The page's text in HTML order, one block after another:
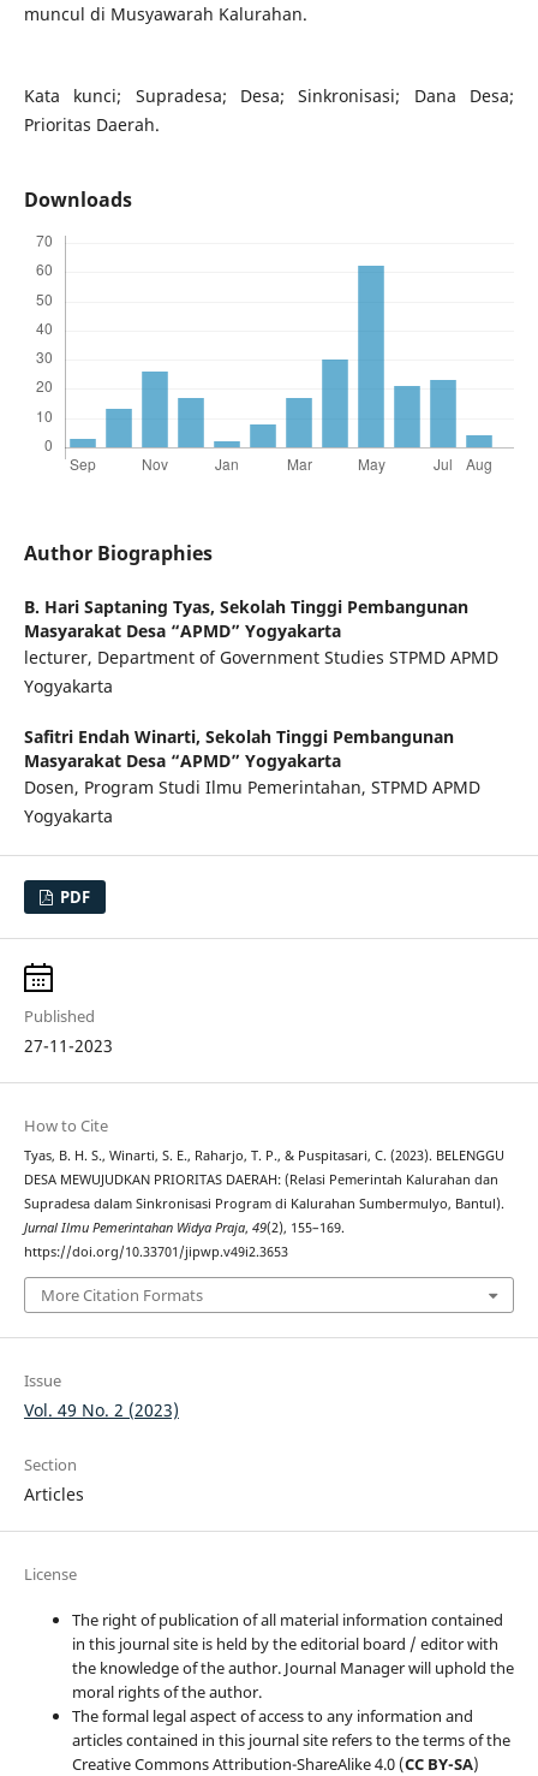
muncul di Musyawarah Kalurahan.
Kata kunci; Supradesa; Desa; Sinkronisasi; Dana Desa;
Prioritas Daerah.
Downloads
Author Biographies
B. Hari Saptaning Tyas, Sekolah Tinggi Pembangunan
Masyarakat Desa “APMD” Yogyakarta
lecturer, Department of Government Studies STPMD APMD
Yogyakarta
Safitri Endah Winarti, Sekolah Tinggi Pembangunan
Masyarakat Desa “APMD” Yogyakarta
Dosen, Program Studi Ilmu Pemerintahan, STPMD APMD
Yogyakarta
PDF
Published
27-11-2023
How to Cite
Tyas, B. H. S., Winarti, S. E., Raharjo, T. P., & Puspitasari, C. (2023). BELENGGU
DESA MEWUJUDKAN PRIORITAS DAERAH: (Relasi Pemerintah Kalurahan dan
Supradesa dalam Sinkronisasi Program di Kalurahan Sumbermulyo, Bantul).
Jurnal Ilmu Pemerintahan Widya Praja, 49(2), 155–169.
https://doi.org/10.33701/jipwp.v49i2.3653
More Citation Formats
Issue
Vol. 49 No. 2 (2023)
Section
Articles
License
The right of publication of all material information contained
in this journal site is held by the editorial board / editor with
the knowledge of the author. Journal Manager will uphold the
moral rights of the author.
The formal legal aspect of access to any information and
articles contained in this journal site refers to the terms of the
Creative Commons Attribution-ShareAlike 4.0 (CC BY-SA)